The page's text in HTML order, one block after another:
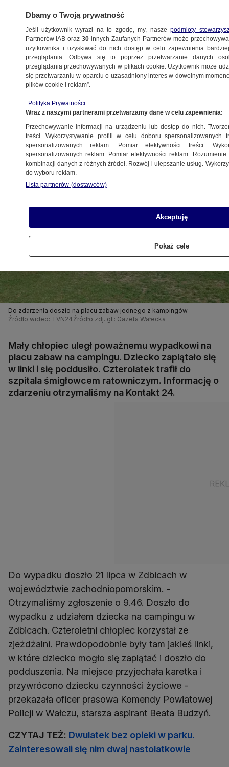
SZCZECIN
się w linę, która go poddusiła"
21.07.2024, 14:32Aktualizacja:22.07.2024, 11:05
Udostępnij
Do zdarzenia doszło na placu zabaw jednego z kampingów
Źródło wideo: TVN24 Źródło zdj. gł.: Gazeta Wałecka
Mały chłopiec uległ poważnemu wypadkowi na
placu zabaw na campingu. Dziecko zaplątało się
w linki i się poddusiło. Czterolatek trafił do
szpitala śmigłowcem ratowniczym. Informację o
zdarzeniu otrzymaliśmy na Kontakt 24.
Do wypadku doszło 21 lipca w Zdbicach w
województwie zachodniopomorskim. -
Otrzymaliśmy zgłoszenie o 9.46. Doszło do
wypadku z udziałem dziecka na campingu w
Zdbicach. Czteroletni chłopiec korzystał ze
zjeżdżalni. Prawdopodobnie były tam jakieś linki,
w które dziecko mogło się zaplątać i doszło do
podduszenia. Na miejsce przyjechała karetka i
przywrócono dziecku czynności życiowe -
przekazała oficer prasowa Komendy Powiatowej
Policji w Wałczu, starsza aspirant Beata Budzyń.
CZYTAJ TEŻ: Dwulatek bez opieki w parku.
Zainteresowali się nim dwaj nastolatkowie
Dbamy o Twoją prywatność
Jeśli użytkownik wyrazi na to zgodę, my, naszepodmioty
Partnerów IAB oraz30 innych Zaufanych Partnerów może
użytkownika i uzyskiwać do nich dostęp w celu zapewnienia
przeglądania. Odbywa się to poprzez przetwarzanie danych
przeglądania przechowywanych w plikach cookie. Użytkownik może
się przetwarzaniu w oparciu o uzasadniony interes w dowolnym
plików cookie i reklam”.
Polityka Prywatności
Wraz z naszymi partnerami przetwarzamy dane w celu zapewnienia:
Przechowywanie informacji na urządzeniu lub dostęp do nich.
treści. Wykorzystywanie profili w celu doboru spersonalizowanych
spersonalizowanych reklam. Pomiar efektywności treści.
spersonalizowanych reklam. Pomiar efektywności reklam.
kombinacji danych z różnych źródeł. Rozwój i ulepszanie usług.
do wyboru reklam.
Lista partnerów (dostawców)
Akceptuję
Pokaż cele